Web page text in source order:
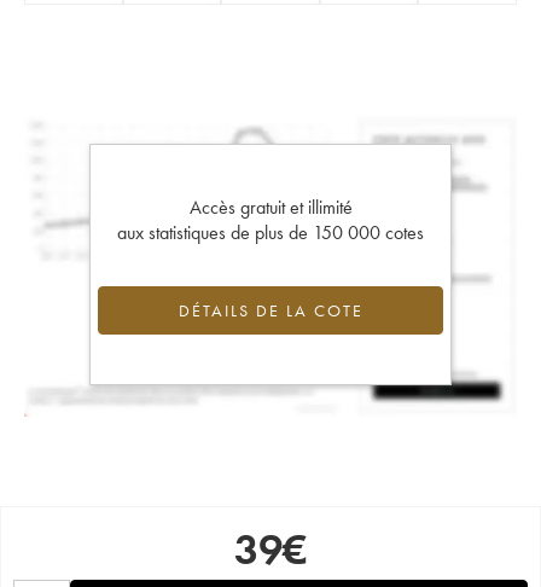
Accès gratuit et illimité
aux statistiques de plus de 150 000 cotes
DÉTAILS DE LA COTE
39€